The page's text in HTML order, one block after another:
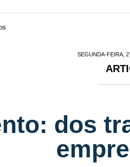
SEGUNDA-FEIRA,
dos